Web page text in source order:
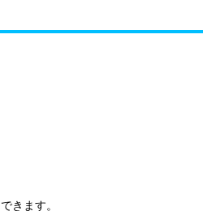
きます。